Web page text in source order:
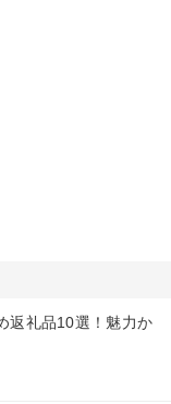
返礼品10選！魅力か